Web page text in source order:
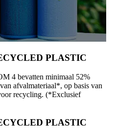
PLASTIC
4 bevatten minimaal 52%
afvalmateriaal*, op basis van
recycling. (*Exclusief
PLASTIC